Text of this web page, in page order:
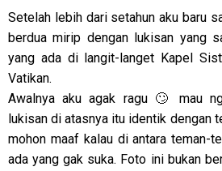
Setelah lebih dari setahun aku baru
berdua mirip dengan lukisan yang
yang ada di langit-langet Kapel
Vatikan.
Awalnya aku agak ragu 🙄 mau
lukisan di atasnya itu identik dengan
mohon maaf kalau di antara teman-
ada yang gak suka. Foto ini bukan